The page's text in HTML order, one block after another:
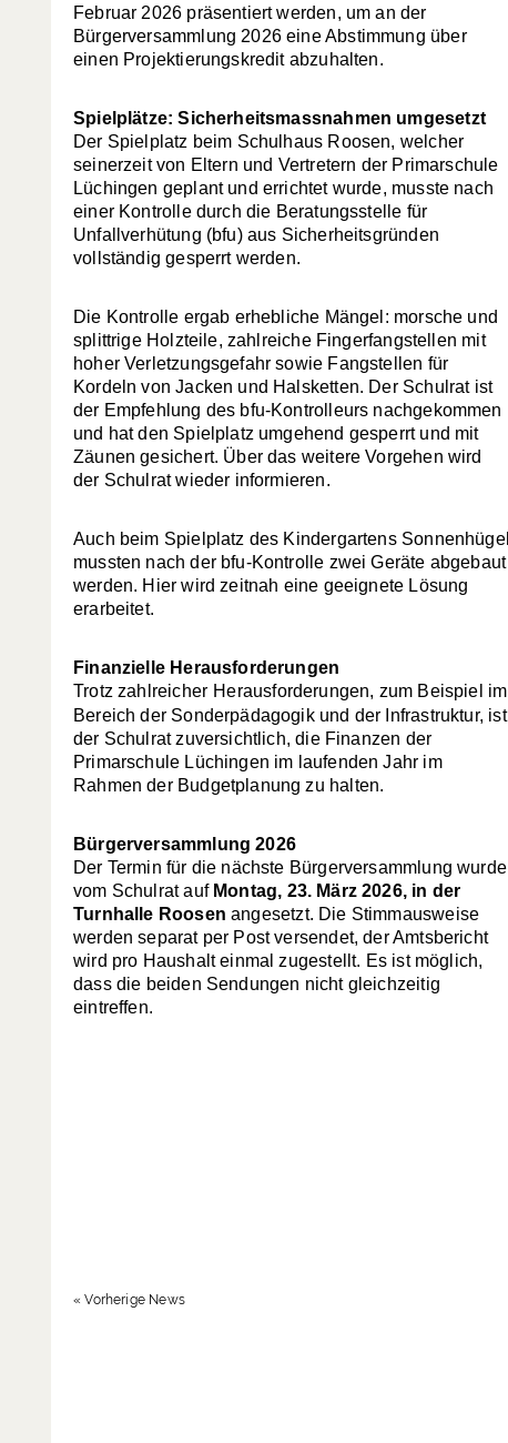
Februar 2026 präsentiert werden, um an der
Bürgerversammlung 2026 eine Abstimmung über
einen Projektierungskredit abzuhalten.
Spielplätze: Sicherheitsmassnahmen umgesetzt
Der Spielplatz beim Schulhaus Roosen, welcher
seinerzeit von Eltern und Vertretern der Primarschule
Lüchingen geplant und errichtet wurde, musste nach
einer Kontrolle durch die Beratungsstelle für
Unfallverhütung (bfu) aus Sicherheitsgründen
vollständig gesperrt werden.
Die Kontrolle ergab erhebliche Mängel: morsche und
splittrige Holzteile, zahlreiche Fingerfangstellen mit
hoher Verletzungsgefahr sowie Fangstellen für
Kordeln von Jacken und Halsketten. Der Schulrat ist
der Empfehlung des bfu-Kontrolleurs nachgekommen
und hat den Spielplatz umgehend gesperrt und mit
Zäunen gesichert. Über das weitere Vorgehen wird
der Schulrat wieder informieren.
Auch beim Spielplatz des Kindergartens Sonnenhügel
mussten nach der bfu-Kontrolle zwei Geräte abgebaut
werden. Hier wird zeitnah eine geeignete Lösung
erarbeitet.
Finanzielle Herausforderungen
Trotz zahlreicher Herausforderungen, zum Beispiel im
Bereich der Sonderpädagogik und der Infrastruktur, ist
der Schulrat zuversichtlich, die Finanzen der
Primarschule Lüchingen im laufenden Jahr im
Rahmen der Budgetplanung zu halten.
Bürgerversammlung 2026
Der Termin für die nächste Bürgerversammlung wurde
vom Schulrat auf Montag, 23. März 2026, in der
Turnhalle Roosen angesetzt. Die Stimmausweise
werden separat per Post versendet, der Amtsbericht
wird pro Haushalt einmal zugestellt. Es ist möglich,
dass die beiden Sendungen nicht gleichzeitig
eintreffen.
« Vorherige News